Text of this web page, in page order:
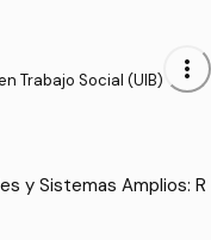
Trabajo Social (UIB) more_vert
y Sistemas Amplios: R